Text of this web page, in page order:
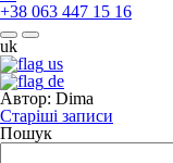
+38 063 447 15 16
uk
us
de
Автор: Dima
Навігація
за
записами
Старіші записи
Пошук